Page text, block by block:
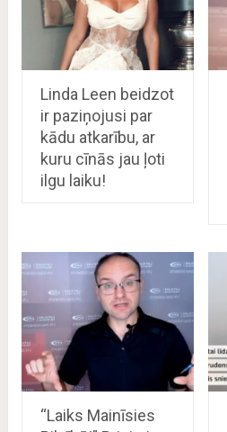
Linda Leen beidzot
ir paziņojusi par
kādu atkarību, ar
kuru cīnās jau ļoti
ilgu laiku!
“Laiks Mainīsies